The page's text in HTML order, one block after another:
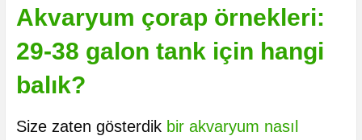
Akvaryum çorap örnekleri:
29-38 galon tank için hangi
balık?
Size zaten gösterdik bir akvaryum nasıl